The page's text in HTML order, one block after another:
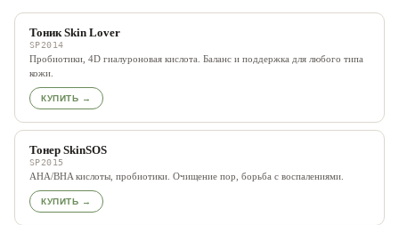
Тоник Skin Lover
SP2014
Пробиотики, 4D гиалуроновая кислота. Баланс и поддержка для любого типа
кожи.
КУПИТЬ →
Тонер SkinSOS
SP2015
AHA/BHA кислоты, пробиотики. Очищение пор, борьба с воспалениями.
КУПИТЬ →